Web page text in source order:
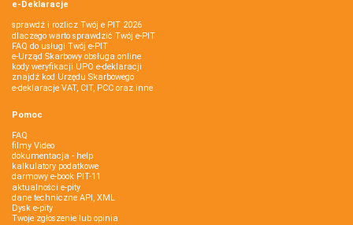
e-Deklaracje
sprawdź i rozlicz Twój e PIT 2026
dlaczego warto sprawdzić Twój e-PIT
FAQ do usługi Twój e-PIT
e-Urząd Skarbowy obsługa online
kody weryfikacji UPO e-deklaracji
znajdź kod Urzędu Skarbowego
e-deklaracje VAT, CIT, PCC oraz inne
Pomoc
FAQ
filmy Video
dokumentacja - help
kalkulatory podatkowe
darmowy e-book PIT-11
aktualności e-pity
dane techniczne API, XML
Dysk e-pity
Twoje zgłoszenie lub opinia